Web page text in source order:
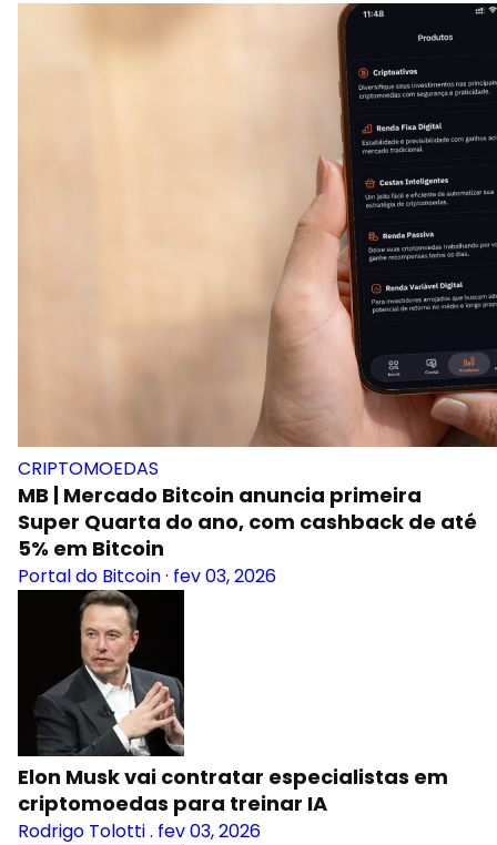
CRIPTOMOEDAS
MB | Mercado Bitcoin anuncia primeira
Super Quarta do ano, com cashback de até
5% em Bitcoin
Portal do Bitcoin· fev 03, 2026
Elon Musk vai contratar especialistas em
criptomoedas para treinar IA
Rodrigo Tolotti. fev 03, 2026